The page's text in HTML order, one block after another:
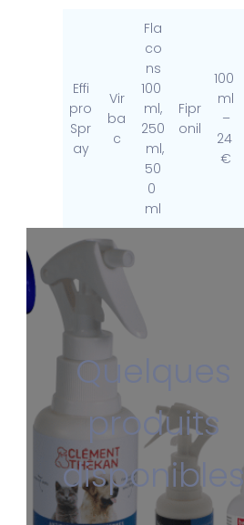
Effi
pro
Spr
ay
Vir
ba
c
Fla
co
ns
100
ml,
250
ml,
50
0
ml
Fipr
onil
100
ml
–
24
€
Quelques
produits
disponibles